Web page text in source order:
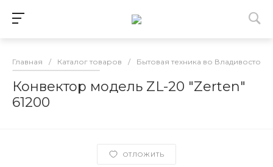
Главная / Каталог товаров / Бытовая техника во Владивостоке
Конвектор модель ZL-20 "Zerten"
61200
ОТЛОЖИТЬ